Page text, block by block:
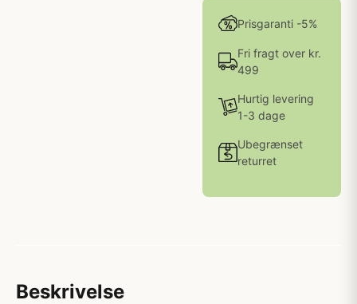
Prisgaranti -5%
Fri fragt over kr.
499
Hurtig levering
1-3 dage
Ubegrænset
returret
Beskrivelse